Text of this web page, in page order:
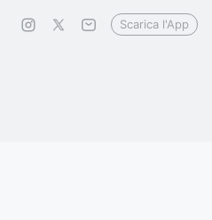
Scarica l'App